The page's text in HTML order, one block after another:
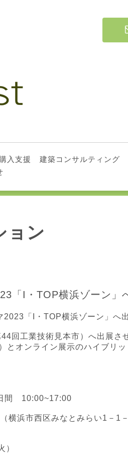
入支援 建築コンサルティング
ョン
「I・TOP横浜ゾーン」
回工業技術見本市） へ出展さ
とオンライン展示のハイブリッ
間 10:00~17:00
横浜市西区みなとみらい1－
）